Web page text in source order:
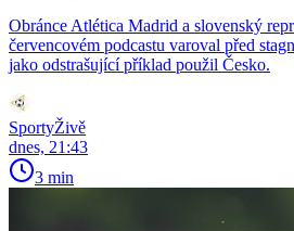
Obránce Atlética Madrid a slovenský
červencovém podcastu varoval před
jako odstrašující příklad použil Česko.
SportyŽivě
dnes, 21:43
3 min